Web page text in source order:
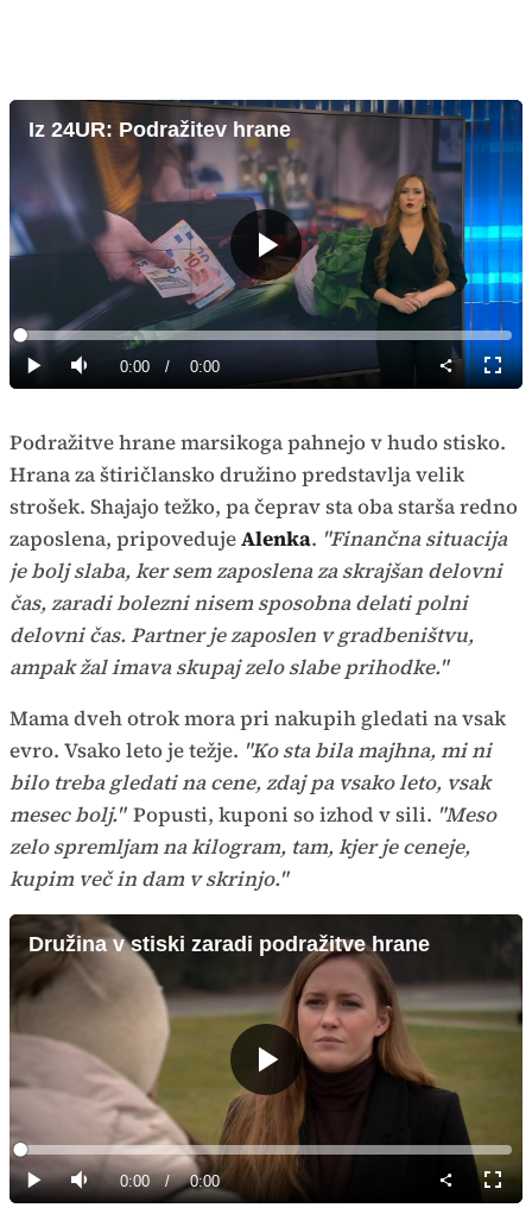
Iz 24UR: Podražitev hrane
Predvajaj
PredvajajTiho Current
0:00 / Duration
0:00
Loaded:
0%
način
Podražitve hrane marsikoga pahnejo v hudo stisko.
Hrana za štiričlansko družino predstavlja velik
strošek. Shajajo težko, pa čeprav sta oba starša redno
zaposlena, pripovedujeAlenka. "Finančna situacija
je bolj slaba, ker sem zaposlena za skrajšan delovni
čas, zaradi bolezni nisem sposobna delati polni
delovni čas. Partner je zaposlen v gradbeništvu,
ampak žal imava skupaj zelo slabe prihodke."
Mama dveh otrok mora pri nakupih gledati na vsak
evro. Vsako leto je težje. "Ko sta bila majhna, mi ni
bilo treba gledati na cene, zdaj pa vsako leto, vsak
mesec bolj." Popusti, kuponi so izhod v sili. "Meso
zelo spremljam na kilogram, tam, kjer je ceneje,
kupim več in dam v skrinjo."
Družina v stiski zaradi podražitve hrane
Predvajaj
Predvajaj
Tiho Current
0:00 / Duration
0:00
Loaded:
0%
način